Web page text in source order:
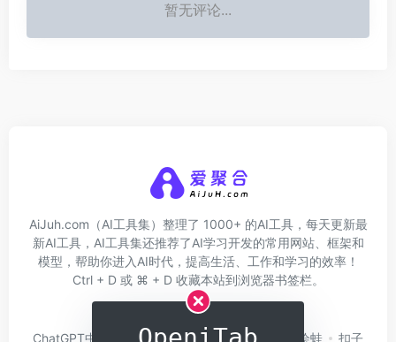
暂无评论...
AiJuh.com（AI工具集）整理了 1000+ 的AI工具，每天更新最
新AI工具，AI工具集还推荐了AI学习开发的常用网站、框架和
模型，帮助你进入AI时代，提高生活、工作和学习的效率！
Ctrl + D 或 ⌘ + D 收藏本站到浏览器书签栏。
ChatGPT中文版
问小白 硅基流动 Trae 绘蛙 扣子